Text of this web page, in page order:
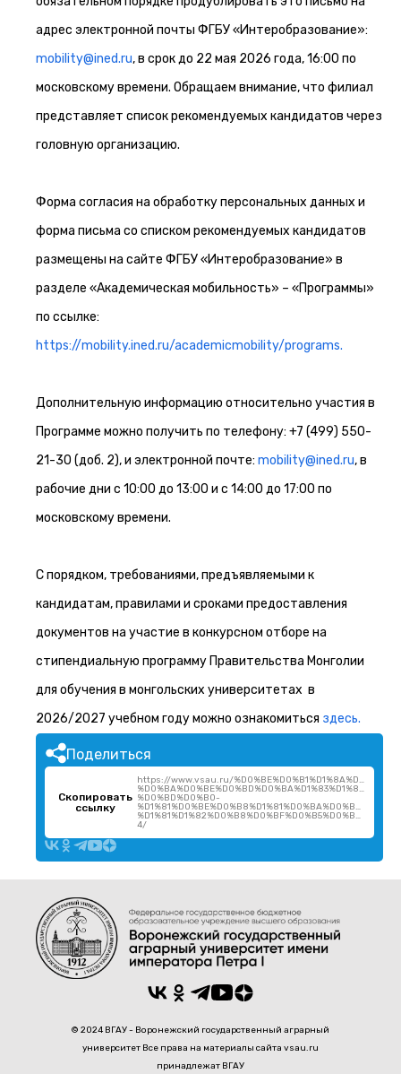
адрес электронной почты ФГБУ «Интеробразование»:
mobility@ined.ru, в срок до 22 мая 2026 года, 16:00 по
московскому времени. Обращаем внимание, что филиал
представляет список рекомендуемых кандидатов через
головную организацию.
Форма согласия на обработку персональных данных и
форма письма со списком рекомендуемых кандидатов
размещены на сайте ФГБУ «Интеробразование» в
разделе «Академическая мобильность» – «Программы»
по ссылке:
https://mobility.ined.ru/academicmobility/programs.
Дополнительную информацию относительно участия в
Программе можно получить по телефону: +7 (499) 550-
21-30 (доб. 2), и электронной почте: mobility@ined.ru, в
рабочие дни с 10:00 до 13:00 и с 14:00 до 17:00 по
московскому времени.
С порядком, требованиями, предъявляемыми к
кандидатам, правилами и сроками предоставления
документов на участие в конкурсном отборе на
стипендиальную программу Правительства Монголии
для обучения в монгольских университетах в
2026/2027 учебном году можно ознакомиться здесь.
Поделиться
Скопировать
ссылку
https://www.vsau.ru/
%D0%BD%D0%B0-
%D1%81%D1%82%D0%B8%D0%BF%D0%B5%D0%BD-
4/
© 2024 ВГАУ - Воронежский государственный аграрный
университет Все права на материалы сайта vsau.ru
принадлежат ВГАУ